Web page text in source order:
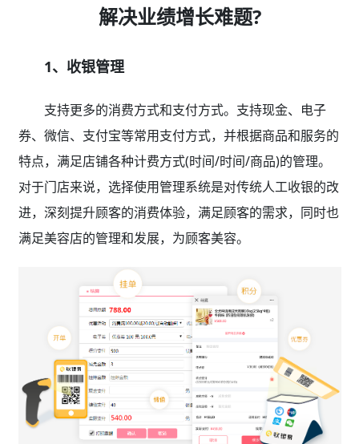
解决业绩增长难题?
1、收银管理
支持更多的消费方式和支付方式。支持现金、电子
券、微信、支付宝等常用支付方式，并根据商品和服务的
特点，满足店铺各种计费方式(时间/时间/商品)的管理。
对于门店来说，选择使用管理系统是对传统人工收银的改
进，深刻提升顾客的消费体验，满足顾客的需求，同时也
满足美容店的管理和发展，为顾客美容。